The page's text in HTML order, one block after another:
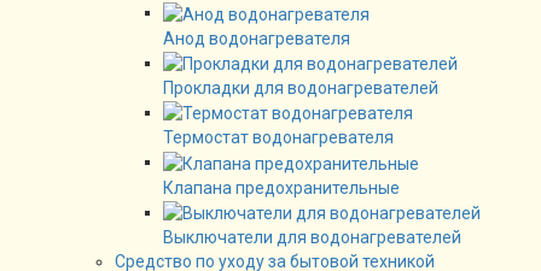
Анод водонагревателя
Прокладки для водонагревателей
Термостат водонагревателя
Клапана предохранительные
Выключатели для водонагревателей
Средство по уходу за бытовой техникой